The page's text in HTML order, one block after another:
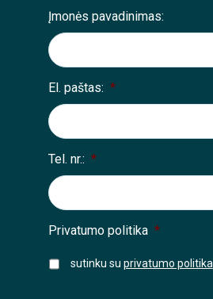
Įmonės pavadinimas:
El. paštas: *
Tel. nr.: *
Privatumo politika *
sutinku su privatumo politika